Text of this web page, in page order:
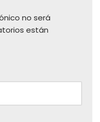
no será
están